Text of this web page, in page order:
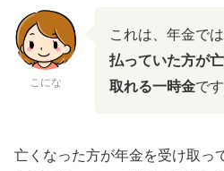
こにな
これは、年金で
払っていた方が
取れる一時金です
亡くなった方が年金を受け取っ